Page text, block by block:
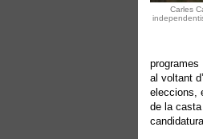
Carles
al voltant
eleccions,
de la